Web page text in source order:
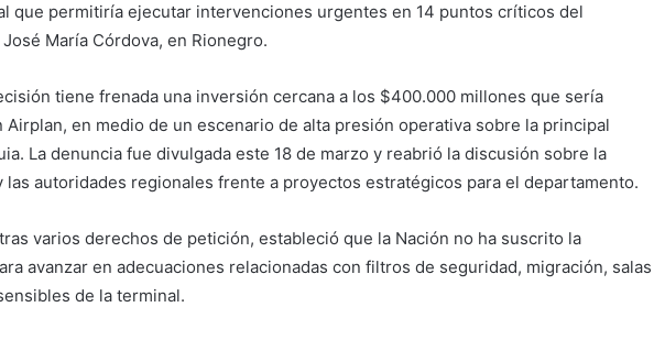
que permitiría ejecutar intervenciones urgentes en 14 puntos críticos del
María Córdova, en Rionegro.
tiene frenada una inversión cercana a los $400.000 millones que sería
Airplan, en medio de un escenario de alta presión operativa sobre la principal
La denuncia fue divulgada este 18 de marzo y reabrió la discusión sobre la
las autoridades regionales frente a proyectos estratégicos para el departamento.
varios derechos de petición, estableció que la Nación no ha suscrito la
avanzar en adecuaciones relacionadas con filtros de seguridad, migración, salas
de la terminal.